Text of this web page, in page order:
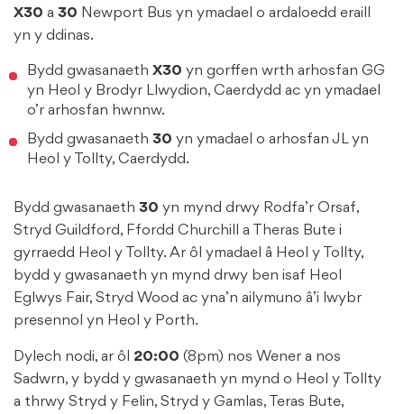
X30 a 30 Newport Bus yn ymadael o ardaloedd eraill
yn y ddinas.
Bydd gwasanaeth X30 yn gorffen wrth arhosfan GG
yn Heol y Brodyr Llwydion, Caerdydd ac yn ymadael
o’r arhosfan hwnnw.
Bydd gwasanaeth 30 yn ymadael o arhosfan JL yn
Heol y Tollty, Caerdydd.
Bydd gwasanaeth 30 yn mynd drwy Rodfa’r Orsaf,
Stryd Guildford, Ffordd Churchill a Theras Bute i
gyrraedd Heol y Tollty. Ar ôl ymadael â Heol y Tollty,
bydd y gwasanaeth yn mynd drwy ben isaf Heol
Eglwys Fair, Stryd Wood ac yna’n ailymuno â’i lwybr
presennol yn Heol y Porth.
Dylech nodi, ar ôl 20:00 (8pm) nos Wener a nos
Sadwrn, y bydd y gwasanaeth yn mynd o Heol y Tollty
a thrwy Stryd y Felin, Stryd y Gamlas, Teras Bute,